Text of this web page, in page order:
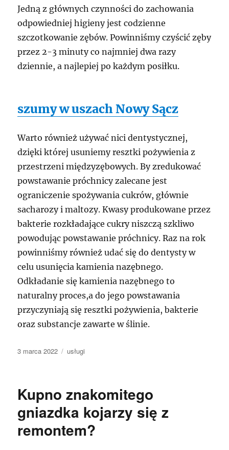
Jedną z głównych czynności do zachowania
odpowiedniej higieny jest codzienne
szczotkowanie zębów. Powinniśmy czyścić zęby
przez 2-3 minuty co najmniej dwa razy
dziennie, a najlepiej po każdym posiłku.
szumy w uszach Nowy Sącz
Warto również używać nici dentystycznej,
dzięki której usuniemy resztki pożywienia z
przestrzeni międzyzębowych. By zredukować
powstawanie próchnicy zalecane jest
ograniczenie spożywania cukrów, głównie
sacharozy i maltozy. Kwasy produkowane przez
bakterie rozkładające cukry niszczą szkliwo
powodując powstawanie próchnicy. Raz na rok
powinniśmy również udać się do dentysty w
celu usunięcia kamienia nazębnego.
Odkładanie się kamienia nazębnego to
naturalny proces,a do jego powstawania
przyczyniają się resztki pożywienia, bakterie
oraz substancje zawarte w ślinie.
Data
3 marca 2022 Kategorie
usługi
Kupno znakomitego
gniazdka kojarzy się z
remontem?